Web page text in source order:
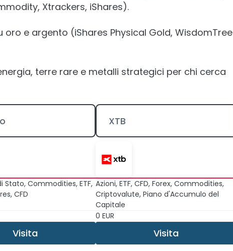
Xtrackers, iShares).
oro e argento (iShares Physical Gold, WisdomTree
terre rare e metalli strategici per chi cerca
XTB
Stato, Commodities, ETF,
CFD
Azioni, ETF, CFD, Forex, Commodities,
Criptovalute, Piano d'Accumulo del
Capitale
0 EUR
Visita Visita